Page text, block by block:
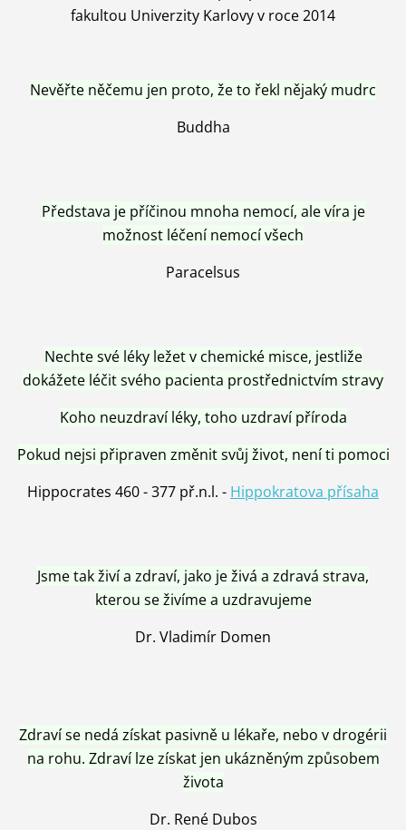
fakultou Univerzity Karlovy v roce 2014
Nevěřte něčemu jen proto, že to řekl nějaký mudrc
Buddha
Představa je příčinou mnoha nemocí, ale víra je
možnost léčení nemocí všech
Paracelsus
Nechte své léky ležet v chemické misce, jestliže
dokážete léčit svého pacienta prostřednictvím stravy
Koho neuzdraví léky, toho uzdraví příroda
Pokud nejsi připraven změnit svůj život, není ti pomoci
Hippocrates 460 - 377 př.n.l. - Hippokratova přísaha
Jsme tak živí a zdraví, jako je živá a zdravá strava,
kterou se živíme a uzdravujeme
Dr. Vladimír Domen
Zdraví se nedá získat pasivně u lékaře, nebo v drogérii
na rohu. Zdraví lze získat jen ukázněným způsobem
života
Dr. René Dubos